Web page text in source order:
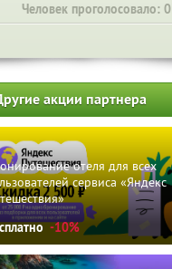
Человек проголосовало: 0
акции партнера
отеля для всех
сервиса «Яндекс
-10%